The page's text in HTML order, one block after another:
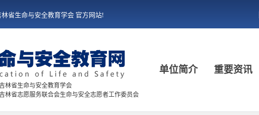
省生命与安全教育学会 官方网站!
林省生命与安全教育学会
林省志愿服务联合会生命与安全志愿者工作委员会
单位简介 重要资讯